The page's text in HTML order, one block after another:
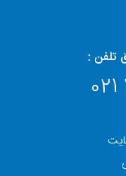
تلفن :
021